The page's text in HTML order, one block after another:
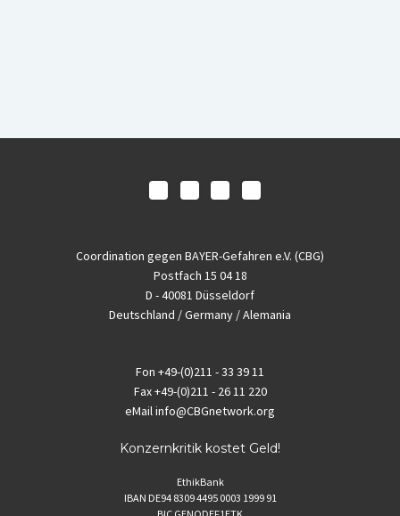
Coordination gegen BAYER-Gefahren e.V. (CBG)
Postfach 15 04 18
D - 40081 Düsseldorf
Deutschland / Germany / Alemania
Fon +49-(0)211 - 33 39 11
Fax+49-(0)211 - 26 11 220
eMailinfo@CBGnetwork.org
Konzernkritik kostet Geld!
EthikBank
IBAN DE94 8309 4495 0003 1999 91